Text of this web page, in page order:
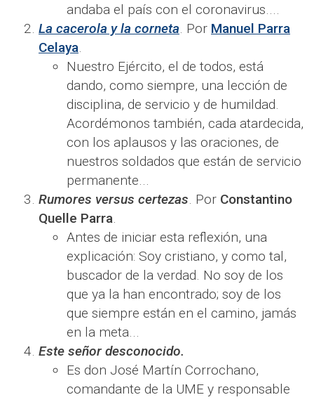
andaba el país con el coronavirus....​
La cacerola y la corneta. Por Manuel Parra
Celaya.
Nuestro Ejército, el de todos, está
dando, como siempre, una lección de
disciplina, de servicio y de humildad.
Acordémonos también, cada atardecida,
con los aplausos y las oraciones, de
nuestros soldados que están de servicio
permanente...
Rumores versus certezas. Por Constantino
Quelle Parra.
Antes de iniciar esta reflexión, una
explicación: Soy cristiano, y como tal,
buscador de la verdad. No soy de los
que ya la han encontrado; soy de los
que siempre están en el camino, jamás
en la meta...
Este señor desconocido.
Es don José Martín Corrochano,
comandante de la UME y responsable